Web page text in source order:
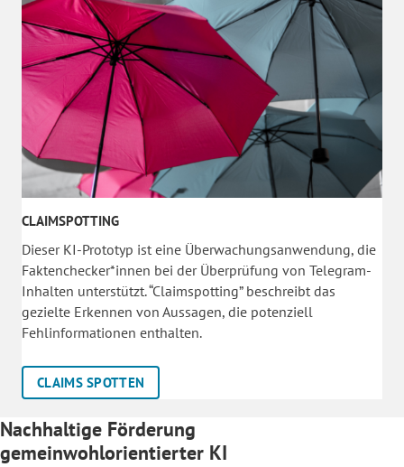
CLAIMSPOTTING
Dieser KI-Prototyp ist eine Überwachungsanwendung, die
Faktenchecker*innen bei der Überprüfung von Telegram-
Inhalten unterstützt. “Claimspotting” beschreibt das
gezielte Erkennen von Aussagen, die potenziell
Fehlinformationen enthalten.
CLAIMS SPOTTEN
Nachhaltige Förderung
gemeinwohlorientierter KI